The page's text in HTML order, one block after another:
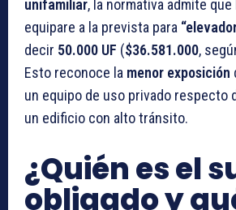
unifamiliar, la normativa admite que
equipare a la prevista para
decir 50.000 UF ($36.581.000,
Esto reconoce la menor exposición
un equipo de uso privado respecto
un edificio con alto tránsito.
¿Quién es el
obligado y